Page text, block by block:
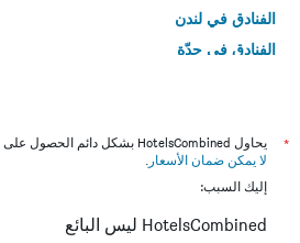
الفنادق في لندن
الفنادق في جدّة
*
يحاول HotelsCombined بشكل دائم الحصول على الأسعار الدقيقة، ولكن
لا يمكن ضمان الأسعار .
إليك السبب:
HotelsCombined ليس البائع